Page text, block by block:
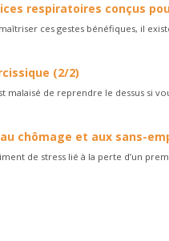
respiratoires conçus
ces gestes bénéfiques, il
(2/2)
malaisé de reprendre le dessus si
chômage et aux sans-
de stress lié à la perte d’un